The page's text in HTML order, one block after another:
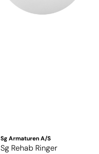
Sg Armaturen A/S
Sg Rehab Ringer